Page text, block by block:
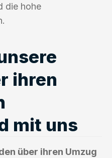
die hohe
ihren
mit uns
über ihren Umzug